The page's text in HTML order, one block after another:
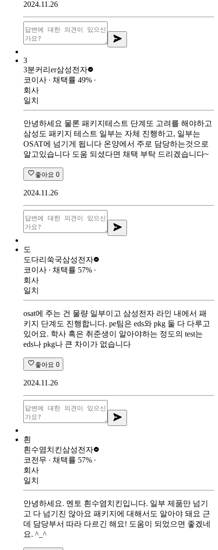
2024.11.26
3
3분커리er삼성전자
코이사 ∙ 채택률 49% ∙
회사
일치
안녕하세요 물론 패키지테스트 단계또 고려를 해야하고
삼성도 패키지 테스트 일부는 자체 진행하고, 일부는
OSAT에 넘기게 됩니다 온양에서 주로 담당하는것으로
알고있습니다 도움 되셨다면 채택 부탁 드리겠습니다~
좋아요 0
2024.11.26
도
도다리쑥국삼성전자
코이사 ∙ 채택률 57% ∙
회사
일치
osat에 주는 건 물량 일부이고 삼성전자 라인 내에서 패
키지 단계도 진행합니다. pe팀은 eds와 pkg 둘 다 다루고
있어요. 학사 혹은 취준생이 알아야하는 정도의 test는
eds나 pkg나 큰 차이가 없습니다
좋아요 0
2024.11.26
흰
흰수염치킨삼성전자
코전무 ∙ 채택률 57% ∙
회사
일치
안녕하세요. 멘토 흰수염치킨입니다. 일부 제품만 넘기
고 다 넘기진 않아요 패키지에 대해서도 알아야 돼요 근
데 담당부서 따라 다르긴 해요! 도움이 되었으면 좋겠네
요. ^_^